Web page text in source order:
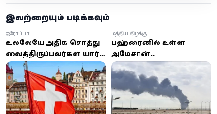
இவற்றையும் படிக்கவும்
உலகிலேயே அதிக சொத்து
வைத்திருப்பவர்கள் யார்?
முதல் இடத்தில் இந்த
நாட்டின் மக்கள்!
ஐரோப்பா
பஹ்ரைனில் உள்ள
அமேசான்
தரவுத்தளத்தின் மீது
ஏவுகணைத் தாக்குதல்:
ஈரானின் இஸ்லாமிய
புரட்சிகர காவல்படை
உரிமை கோரல்
மத்திய கிழக்கு